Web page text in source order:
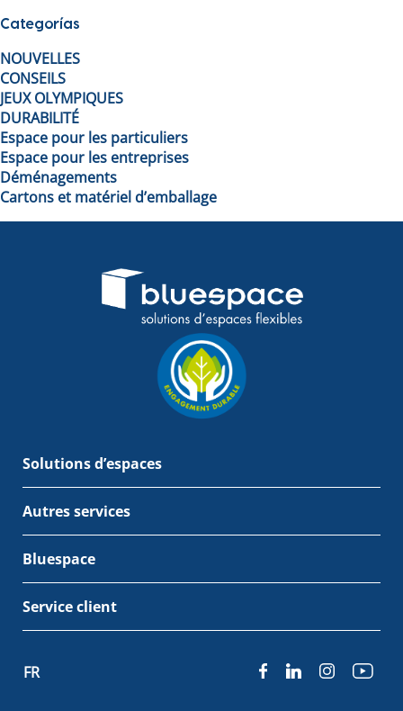
Categorías
NOUVELLES
CONSEILS
JEUX OLYMPIQUES
DURABILITÉ
Espace pour les particuliers
Espace pour les entreprises
Déménagements
Cartons et matériel d’emballage
Solutions d’espaces
Autres services
Bluespace
Service client
FR